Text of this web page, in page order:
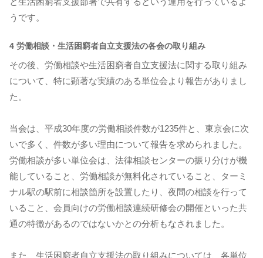
うです。
4 労働相談・生活困窮者自立支援法の各会の取り組み
その後、労働相談や生活困窮者自立支援法に関する取り組み
について、特に顕著な実績のある単位会より報告がありまし
た。
当会は、平成30年度の労働相談件数が1235件と、東京会に次
いで多く、件数が多い理由について報告を求められました。
労働相談が多い単位会は、法律相談センターの振り分けが機
能していること、労働相談が無料化されていること、ターミ
ナル駅の駅前に相談箇所を設置したり、夜間の相談を行って
いること、会員向けの労働相談連続研修会の開催といった共
通の特徴があるのではないかとの分析もなされました。
また、生活困窮者自立支援法の取り組みについては、各単位